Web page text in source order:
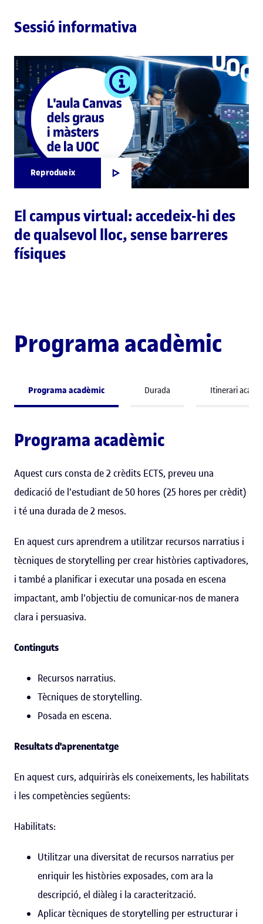
Sessió informativa
Reprodueix
El campus virtual: accedeix-hi des
de qualsevol lloc, sense barreres
físiques
Programa acadèmic
Programa acadèmic Durada Itinerari
Programa acadèmic
Aquest curs consta de 2 crèdits ECTS, preveu una
dedicació de l'estudiant de 50 hores (25 hores per crèdit)
i té una durada de 2 mesos.
En aquest curs aprendrem a utilitzar recursos narratius i
tècniques de storytelling per crear històries captivadores,
i també a planificar i executar una posada en escena
impactant, amb l'objectiu de comunicar-nos de manera
clara i persuasiva.
Continguts
Recursos narratius.
Tècniques de storytelling.
Posada en escena.
Resultats d'aprenentatge
En aquest curs, adquiriràs els coneixements, les habilitats
i les competències següents:
Habilitats:
Utilitzar una diversitat de recursos narratius per
enriquir les històries exposades, com ara la
descripció, el diàleg i la caracterització.
Aplicar tècniques de storytelling per estructurar i